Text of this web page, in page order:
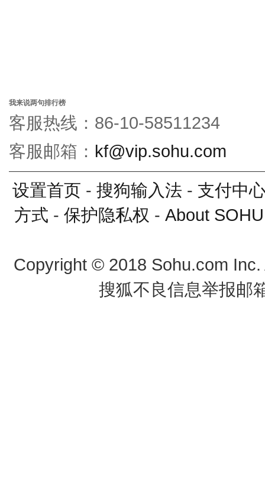
我来说两句排行榜
客服热线：86-10-58511234
客服邮箱： kf@vip.sohu.com
设置首页 - 搜狗输入法 - 支付中
方式 - 保护隐私权 - About SOHU
Copyright © 2018 Sohu.com
搜狐不良信息举报邮